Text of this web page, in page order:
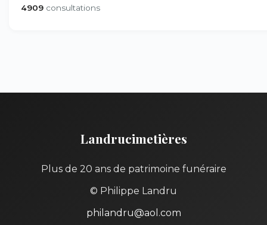
4909 consultations
Landrucimetières
Plus de 20 ans de patrimoine funéraire
© Philippe Landru
philandru@aol.com